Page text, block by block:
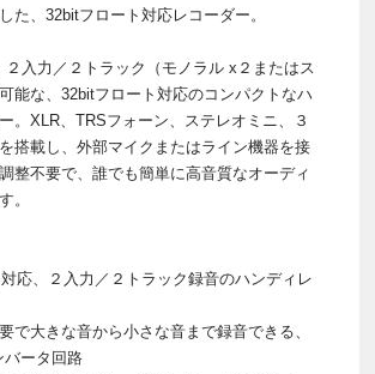
た、32bitフロート対応レコーダー。
２入力／２トラック（モノラル x２またはス
能な、32bitフロート対応のコンパクトなハ
。XLR、TRSフォーン、ステレオミニ、３
搭載し、外部マイクまたはライン機器を接
整不要で、誰でも簡単に高音質なオーディ
。
対応、２入力／２トラック録音のハンディレ
で大きな音から小さな音まで録音できる、
バータ回路